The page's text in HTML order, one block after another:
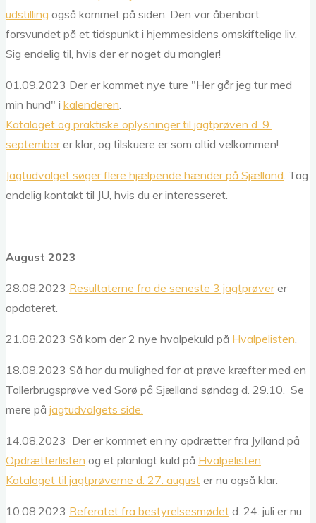
udstilling også kommet på siden. Den var åbenbart
forsvundet på et tidspunkt i hjemmesidens omskiftelige liv.
Sig endelig til, hvis der er noget du mangler!
01.09.2023 Der er kommet nye ture "Her går jeg tur med
min hund" i kalenderen.
Kataloget og praktiske oplysninger til jagtprøven d. 9.
septemberer klar, og tilskuere er som altid velkommen!
Jagtudvalget søger flere hjælpende hænder på Sjælland. Tag
endelig kontakt til JU, hvis du er interesseret.
August 2023
28.08.2023 Resultaterne fra de seneste 3 jagtprøverer
opdateret.
21.08.2023 Så kom der 2 nye hvalpekuld på Hvalpelisten.
18.08.2023 Så har du mulighed for at prøve kræfter med en
Tollerbrugsprøve ved Sorø på Sjælland søndag d. 29.10. Se
mere på jagtudvalgets side.
14.08.2023 Der er kommet en ny opdrætter fra Jylland på
Opdrætterlisten og et planlagt kuld på Hvalpelisten.
Kataloget til jagtprøverne d. 27. august er nu også klar.
10.08.2023 Referatet fra bestyrelsesmødet d. 24. juli er nu